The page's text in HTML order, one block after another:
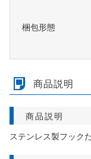
梱包形態
商品説明
商品説明
ステンレス製フック